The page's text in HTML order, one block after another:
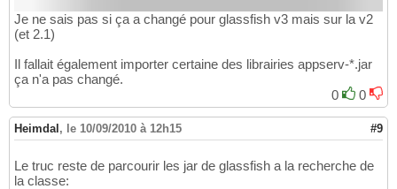
Je ne sais pas si ça a changé pour glassfish v3 mais sur la v2
(et 2.1)
Il fallait également importer certaine des librairies appserv-*.jar
ça n'a pas changé.
0
0
Heimdal , le 10/09/2010 à 12h15 #9
Le truc reste de parcourir les jar de glassfish a la recherche de
la classe: